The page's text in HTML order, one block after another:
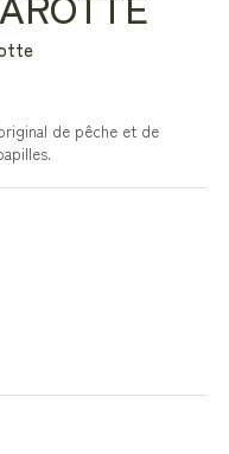
de pêche et de